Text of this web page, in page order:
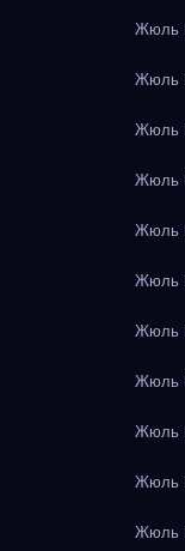
Жюль
Жюль
Жюль
Жюль
Жюль
Жюль
Жюль
Жюль
Жюль
Жюль
Жюль